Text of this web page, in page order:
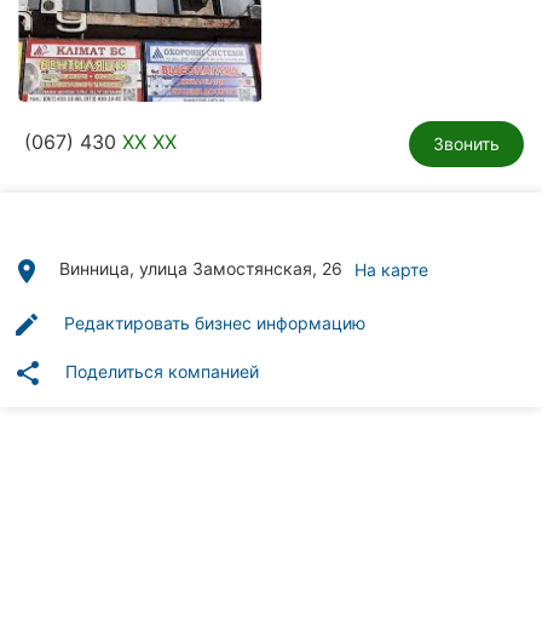
Ветеринарные
клиники
клиники
рубрики
(067) 430 XX XX Звонить
place Винница, улица Замостянская, 26 На карте
edit Редактировать бизнес информацию
share Поделиться компанией